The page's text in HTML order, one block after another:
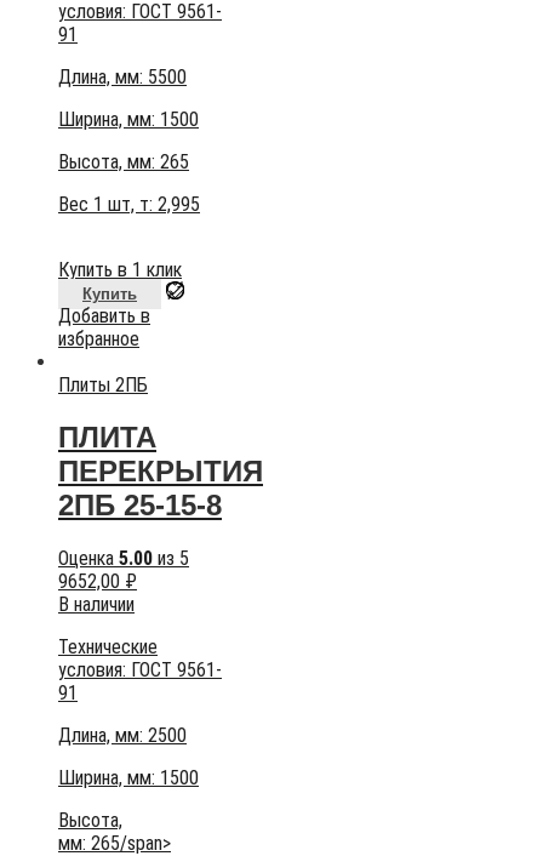
условия: ГОСТ 9561-
91
Длина, мм: 5500
Ширина, мм: 1500
Высота, мм: 265
Вес 1 шт, т: 2,995
Купить в 1 клик
Купить
Добавить в
избранное
Плиты 2ПБ
ПЛИТА
ПЕРЕКРЫТИЯ
2ПБ 25-15-8
Оценка 5.00 из 5
9652,00 ₽
В наличии
Технические
условия: ГОСТ 9561-
91
Длина, мм: 2500
Ширина, мм: 1500
Высота,
мм: 265/span>